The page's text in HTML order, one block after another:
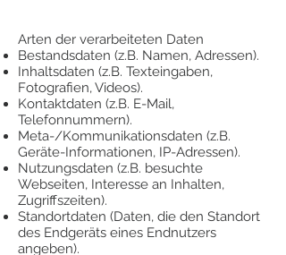
Arten der verarbeiteten Daten
Bestandsdaten (z.B. Namen, Adressen).
Inhaltsdaten (z.B. Texteingaben,
Fotografien, Videos).
Kontaktdaten (z.B. E-Mail,
Telefonnummern).
Meta-/Kommunikationsdaten (z.B.
Geräte-Informationen, IP-Adressen).
Nutzungsdaten (z.B. besuchte
Webseiten, Interesse an Inhalten,
Zugriffszeiten).
Standortdaten (Daten, die den Standort
des Endgeräts eines Endnutzers
angeben).